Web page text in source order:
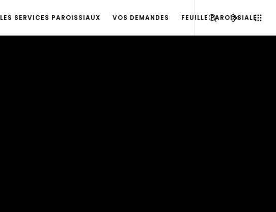
LES SERVICES PAROISSIAUX VOS DEMANDES FEUILLE PAROISSIALE